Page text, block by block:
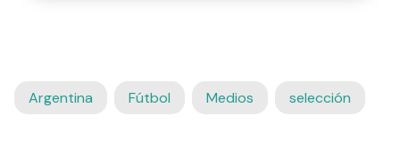
Argentina Fútbol Medios selección